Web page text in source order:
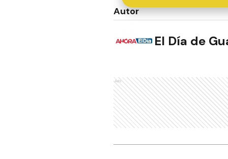
Autor
El Día de
Ads